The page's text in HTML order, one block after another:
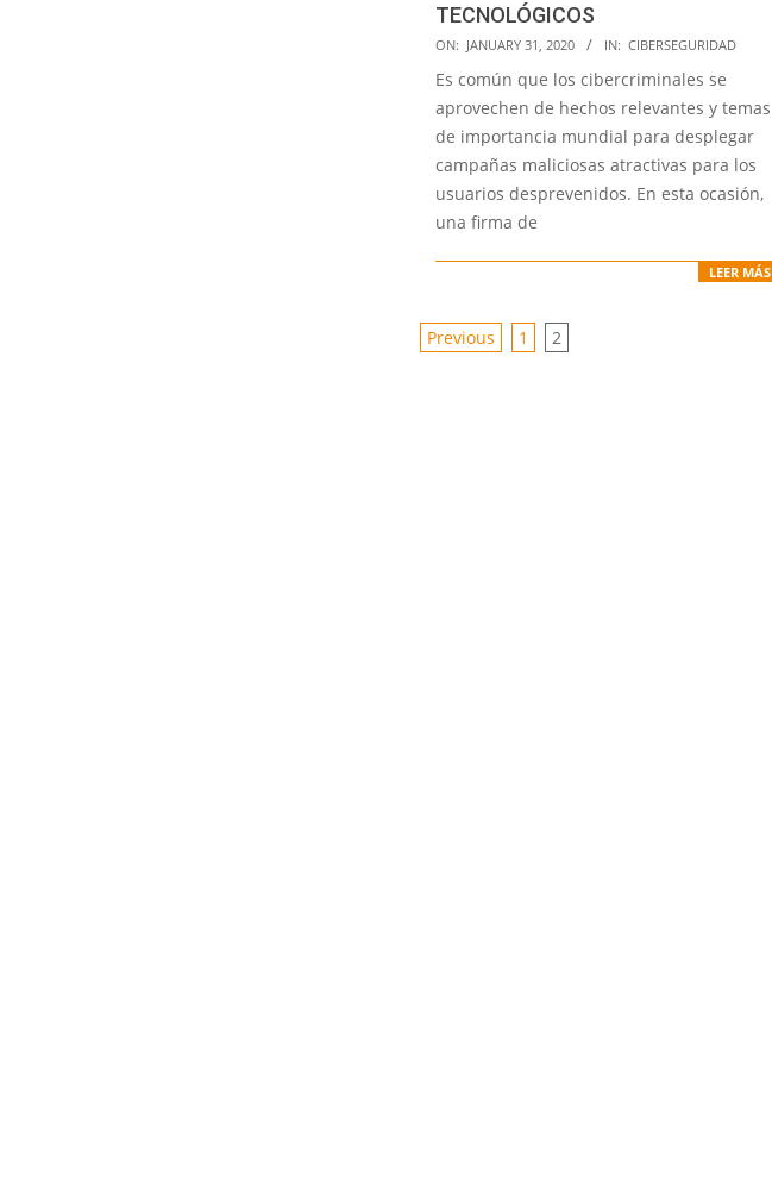
TECNOLÓGICOS
2020-
01-
31
ON: JANUARY 31, 2020 IN: CIBERSEGURIDAD
Es común que los cibercriminales se
aprovechen de hechos relevantes y temas
de importancia mundial para desplegar
campañas maliciosas atractivas para los
usuarios desprevenidos. En esta ocasión,
una firma de
LEER MÁS
POSTS
Previous 1 2